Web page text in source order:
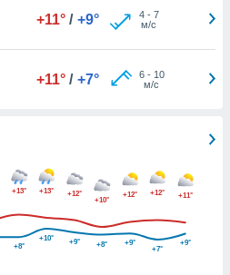
+11° / +9° 4- 7
м/с
+11° / +7° 6- 10
м/с
+13° +13° +12°
+10°
+12° +12° +11°
+8°
+10° +9° +8° +9°
+7°
+9°